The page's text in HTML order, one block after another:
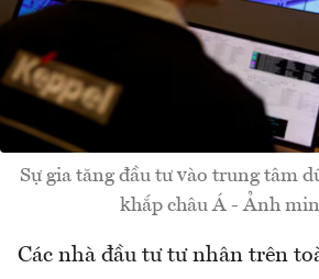
Sự gia tăng đầu tư vào trung tâm
khắp châu Á - Ảnh
Các nhà đầu tư tư nhân trên